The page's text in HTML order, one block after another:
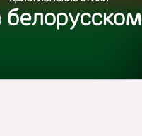
белорусском